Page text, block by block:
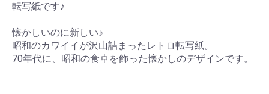
転写紙です♪
懐かしいのに新しい♪
昭和のカワイイが沢山詰まったレトロ転写紙。
70年代に、昭和の食卓を飾った懐かしのデザインです。